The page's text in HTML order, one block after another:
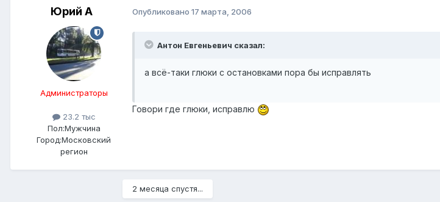
Юрий А
Администраторы
23.2 тыс
Пол:Мужчина
Город:Московский
регион
Опубликовано 17 марта, 2006
Антон Евгеньевич сказал:
а всё-таки глюки с остановками пора бы исправлять
Говори где глюки, исправлю
2 месяца спустя...